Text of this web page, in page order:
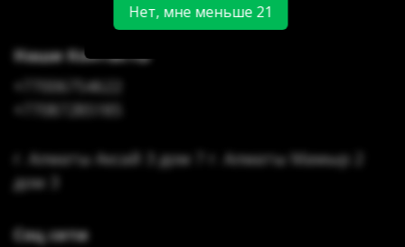
Наши Контакты
+77006754622
+77087285185
г. Алматы Аксай 3 дом 7 г. Алматы Мамыр 2
дом 3
Соц сети
Нет, мне меньше 21